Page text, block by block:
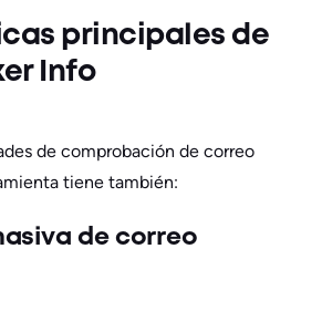
principales de
Info
de comprobación de correo
tiene también:
de correo